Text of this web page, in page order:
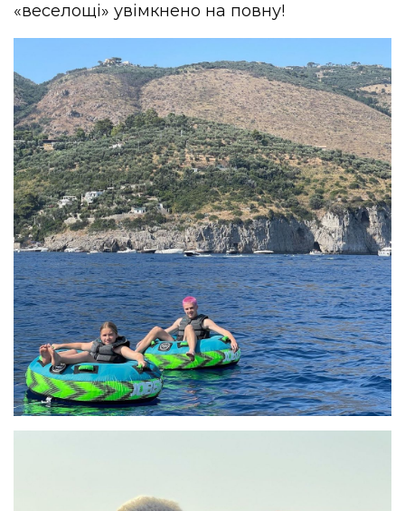
«веселощі» увімкнено на повну!